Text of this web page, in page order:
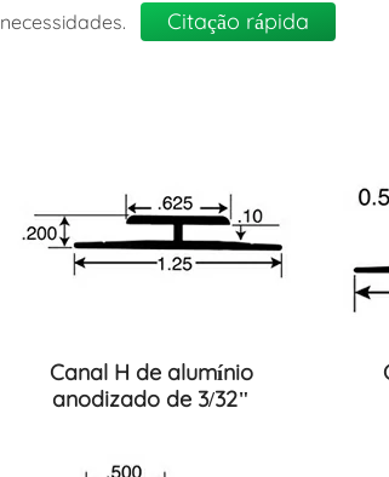
necessidades.
Citação rápida
Canal H de alumínio
anodizado de 3/32"